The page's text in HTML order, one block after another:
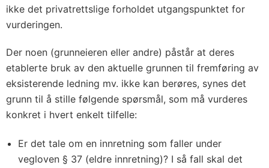
ikke det privatrettslige forholdet utgangspunktet for
vurderingen.
Der noen (grunneieren eller andre) påstår at deres
etablerte bruk av den aktuelle grunnen til fremføring av
eksisterende ledning mv. ikke kan berøres, synes det
grunn til å stille følgende spørsmål, som må vurderes
konkret i hvert enkelt tilfelle:
Er det tale om en innretning som faller under
vegloven § 37 (eldre innretning)? I så fall skal det